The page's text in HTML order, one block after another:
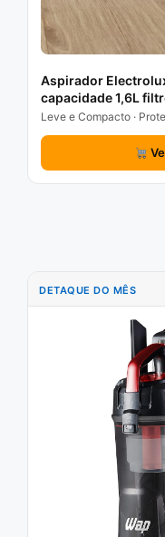
Aspirador
capacidade 1,6L
Leve e Compacto ·
DETAQUE DO MÊS